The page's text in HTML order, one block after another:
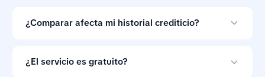
préstamos en línea y no otorga créditos.
¿Comparar afecta mi historial crediticio?
crediticio.
¿El servicio es gratuito?